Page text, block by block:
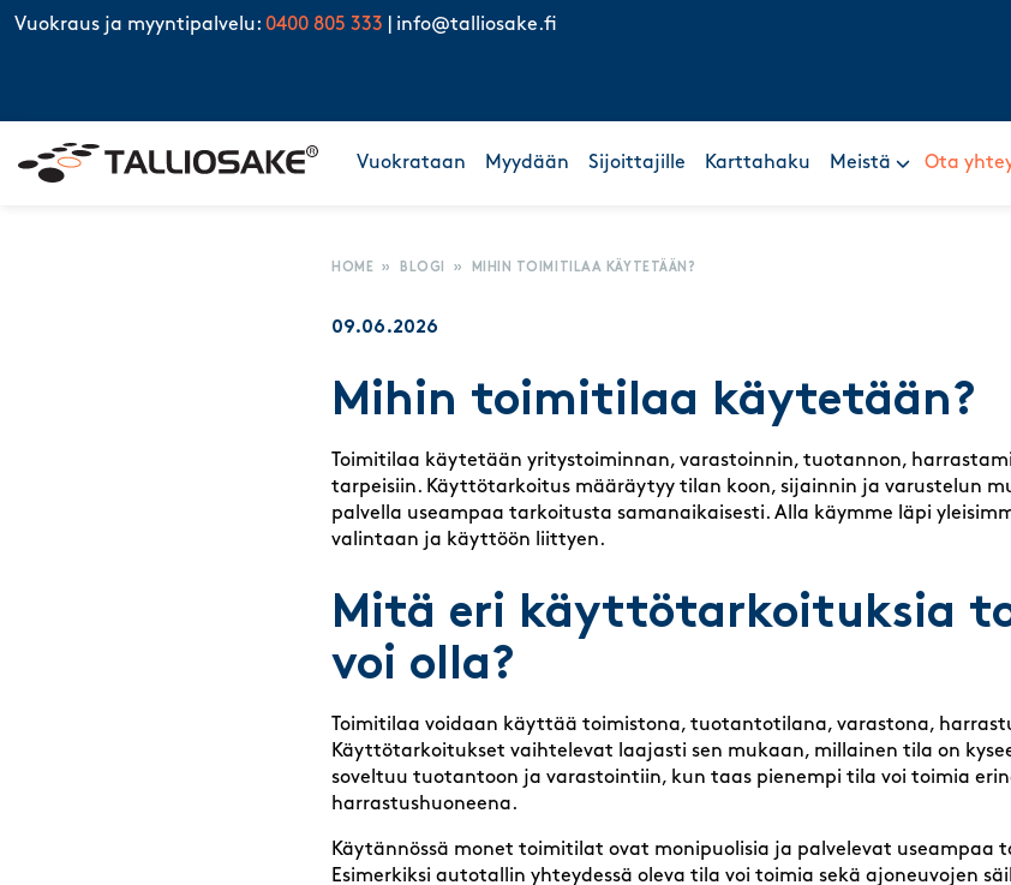
Skip to content
Vuokraus ja myyntipalvelu: 0400 805 333 info@talliosake.fi
Vuokrataan Myydään Sijoittajille Karttahaku Meistä Ota
HOME » BLOGI » MIHIN TOIMITILAA KÄYTETÄÄN?
09.06.2026
Mihin toimitilaa käytetään?
Toimitilaa käytetään yritystoiminnan, varastoinnin, tuotannon,
tarpeisiin. Käyttötarkoitus määräytyy tilan koon, sijainnin ja varustelun
palvella useampaa tarkoitusta samanaikaisesti. Alla käymme läpi
valintaan ja käyttöön liittyen.
Mitä eri käyttötarkoituksia
voi olla?
Toimitilaa voidaan käyttää toimistona, tuotantotilana, varastona,
Käyttötarkoitukset vaihtelevat laajasti sen mukaan, millainen tila on
soveltuu tuotantoon ja varastointiin, kun taas pienempi tila voi toimia
harrastushuoneena.
Käytännössä monet toimitilat ovat monipuolisia ja palvelevat useampaa
Esimerkiksi autotallin yhteydessä oleva tila voi toimia sekä ajoneuvojen